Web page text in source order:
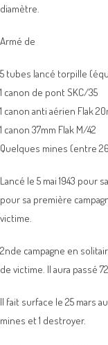
diamètre.
Armé de
5 tubes lancé torpille
1 canon de pont SKC/35
1 canon anti aérien Flak
1 canon 37mm Flak M/42
Quelques mines (entre
Lancé le 5 mai 1943 pour
pour sa première
victime.
2nde campagne en
de victime. Il aura passé
Il fait surface le 25 mars
mines et 1 destroyer.